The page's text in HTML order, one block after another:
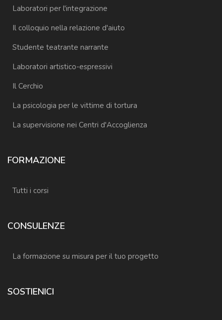
Laboratori per l'integrazione
Il colloquio nella relazione d'aiuto
Studente teatrante narrante
Laboratori artistico-espressivi
Il Cerchio
La psicologia per le vittime di tortura
La supervisione nei Centri d'Accoglienza
FORMAZIONE
Tutti i corsi
CONSULENZE
La formazione su misura per il tuo progetto
SOSTIENICI